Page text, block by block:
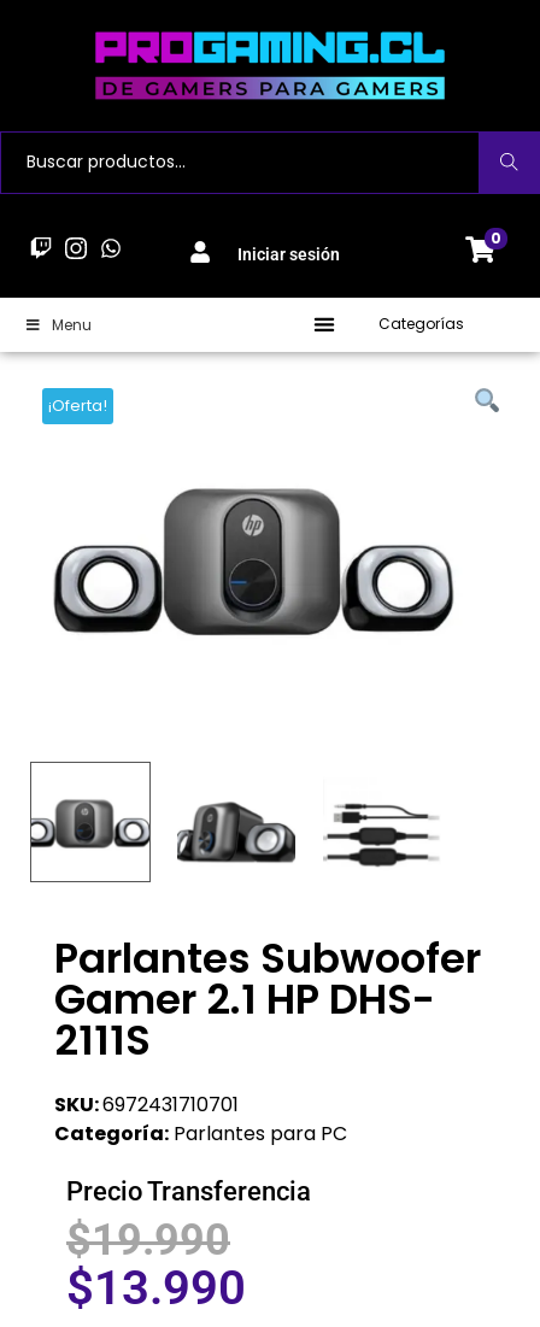
Buscar
Iniciar sesión
0
Menu Categorías
¡Oferta!
Parlantes Subwoofer
Gamer 2.1 HP DHS-
2111S
SKU:6972431710701
Categoría: Parlantes para PC
Precio Transferencia
$19.990
$13.990